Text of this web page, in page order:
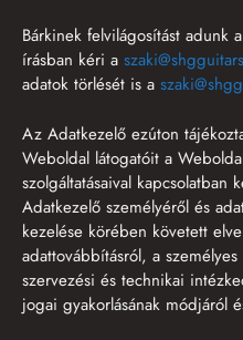
Bárkinek felvilágosítást adunk
írásban kéri a
adatok törlését is a
Az Adatkezelő ezúton
Weboldal látogatóit a
szolgáltatásaival kapcsolatban
Adatkezelő személyéről és
kezelése körében követett
adattovábbításról, a
szervezési és technikai
jogai gyakorlásának módjáról